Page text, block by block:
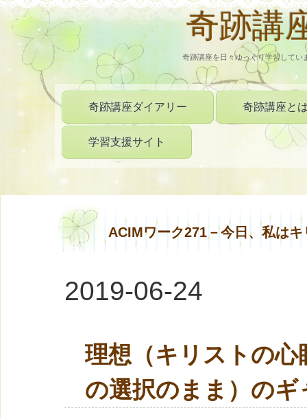
奇跡講
奇跡講座を日々ゆっくり学習してい
奇跡講座ダイアリー 奇跡講座と
学習支援サイト
ACIMワーク271－今日、私は
2019-06-24
理想（キリストの
の選択のまま）のギ